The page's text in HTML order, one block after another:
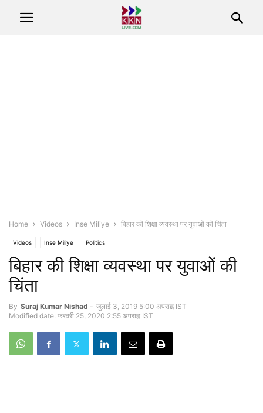
Home Videos Inse Miliye बिहार की शिक्षा व्यवस्था पर युवाओं की चिंता
Videos Inse Miliye Politics
बिहार की शिक्षा व्यवस्था पर युवाओं की
चिंता
By Suraj Kumar Nishad - जुलाई 3, 2019 5:00 अपराह्न IST
Modified date: फ़रवरी 25, 2020 2:55 अपराह्न IST